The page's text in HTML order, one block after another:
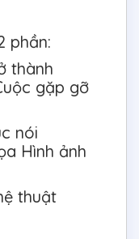
phần:
thành
gặp gỡ
nói
Hình ảnh
thuật